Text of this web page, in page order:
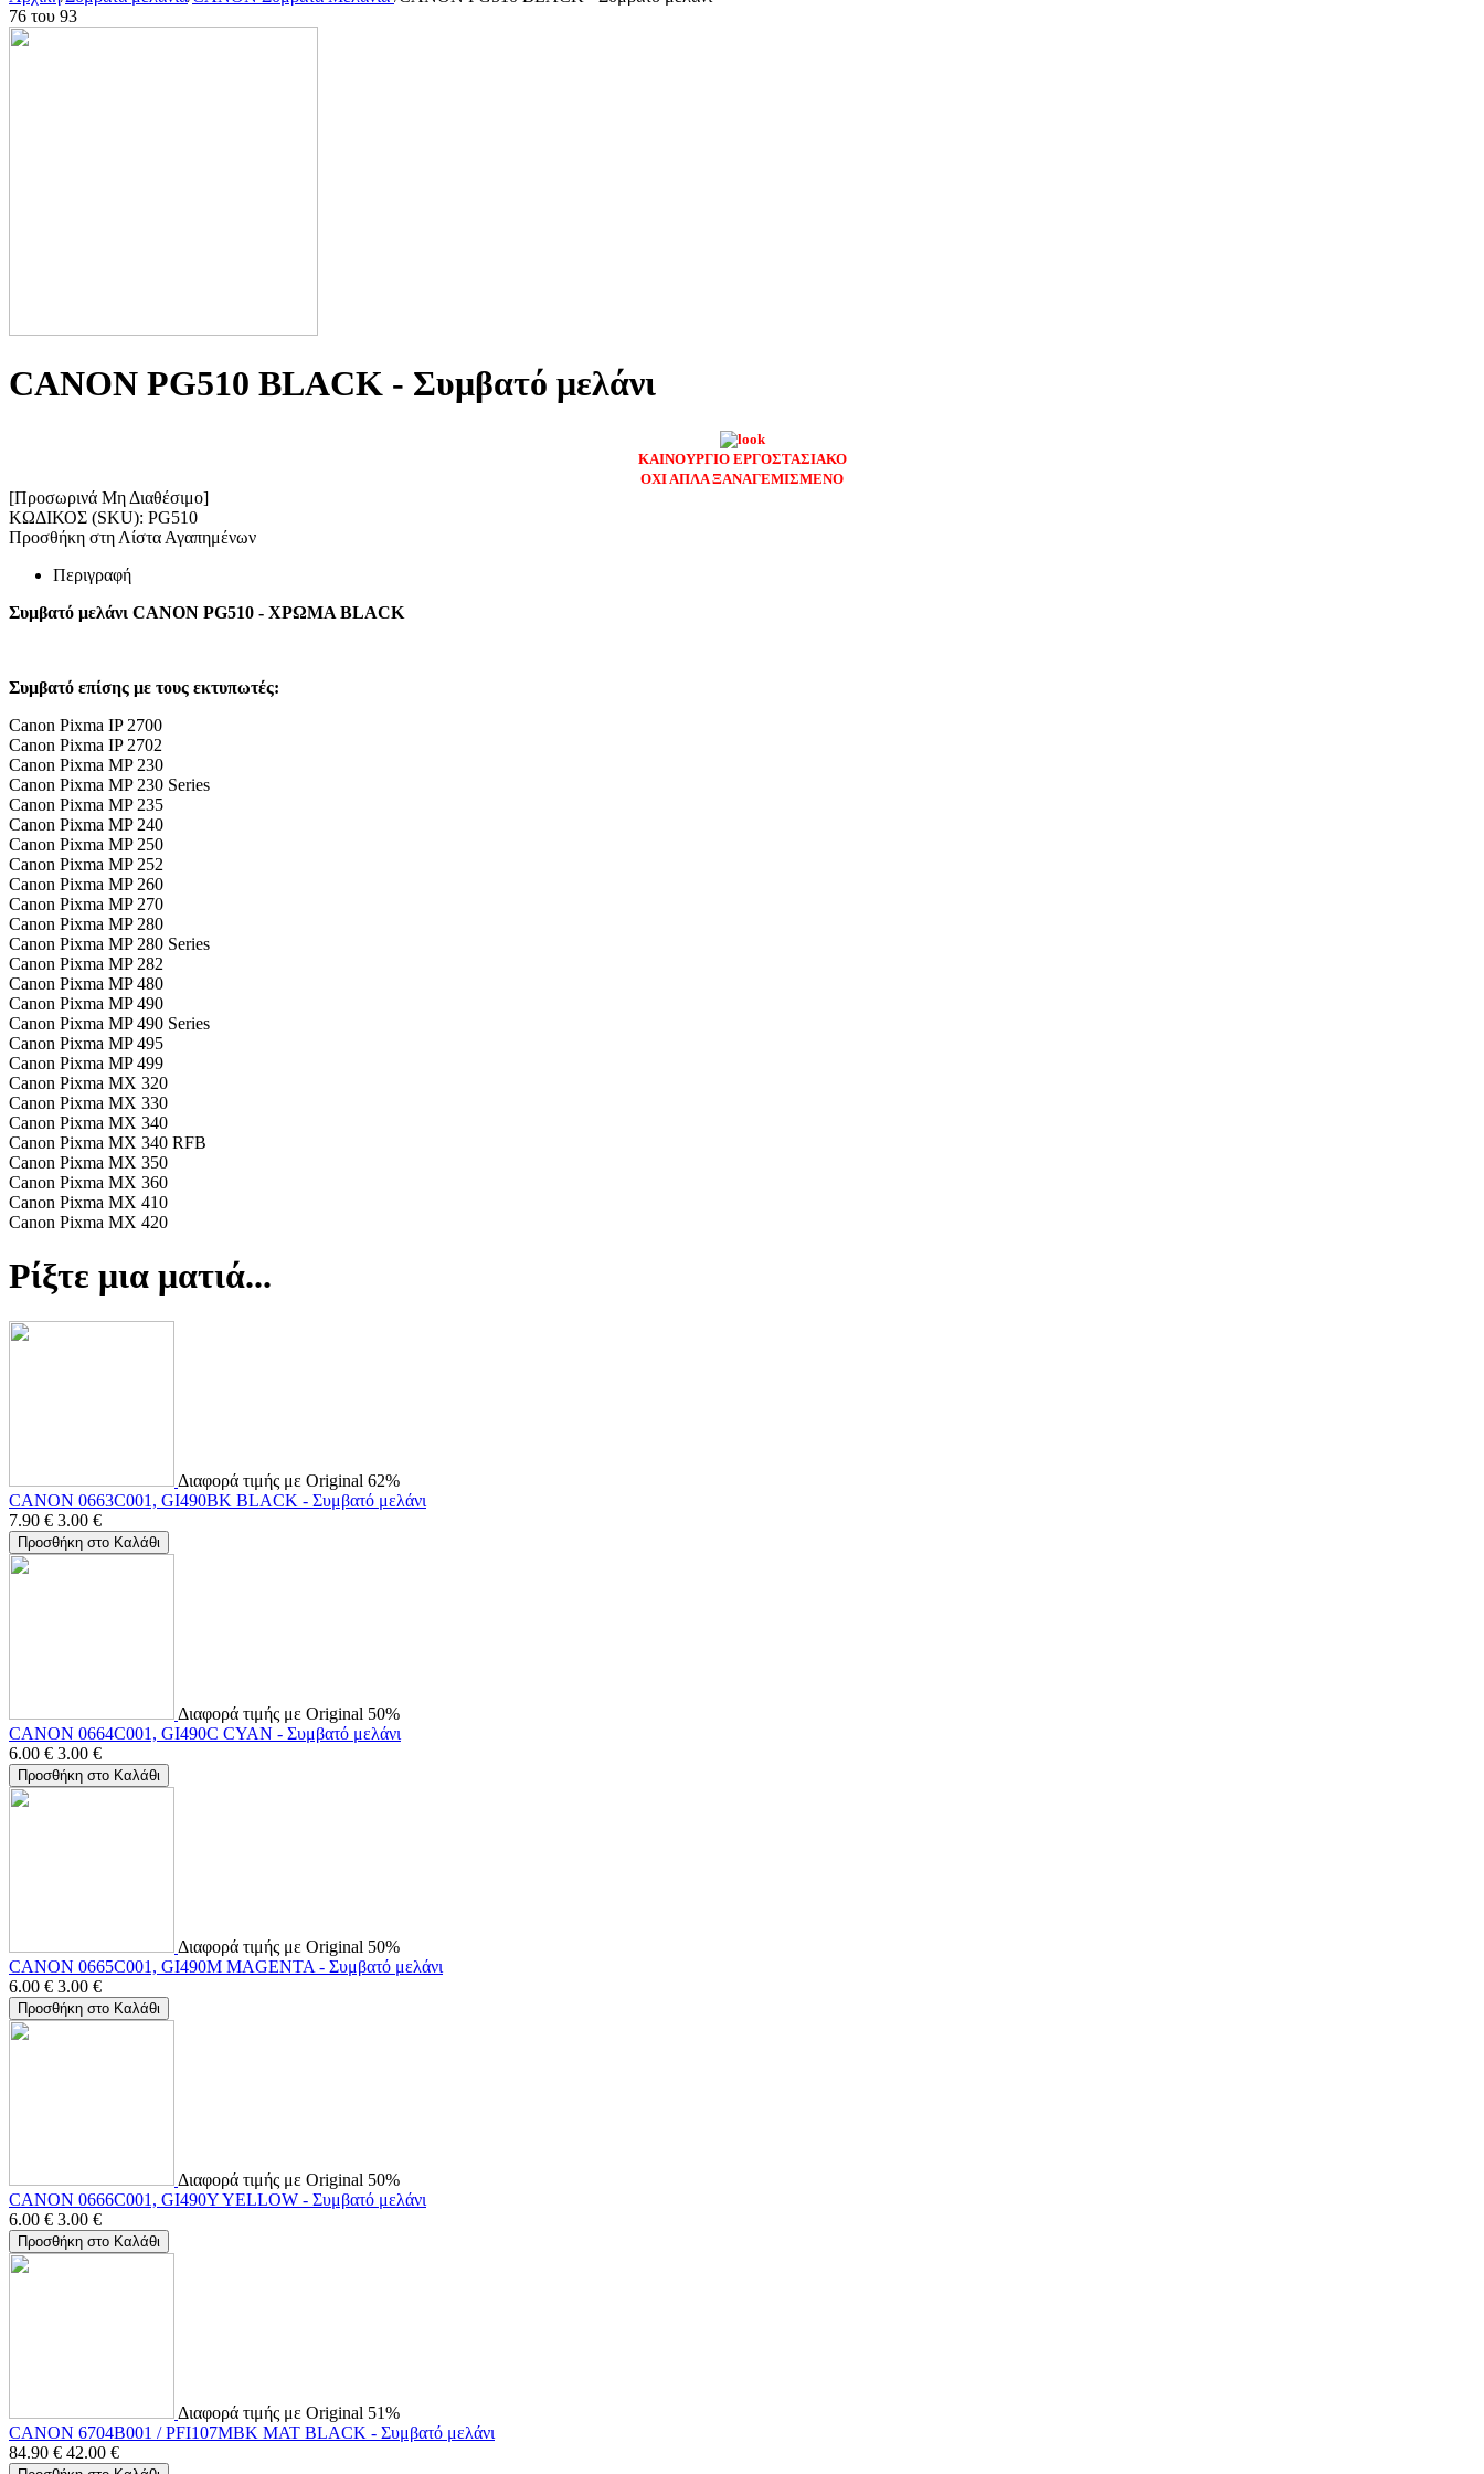
76 του 93
CANON PG510 BLACK - Συμβατό μελάνι
ΚΑΙΝΟΥΡΓΙΟ ΕΡΓΟΣΤΑΣΙΑΚΟ
ΟΧΙ ΑΠΛΑ ΞΑΝΑΓΕΜΙΣΜΕΝΟ
[Προσωρινά Μη Διαθέσιμο]
ΚΩΔΙΚΟΣ (SKU): PG510
Προσθήκη στη Λίστα Αγαπημένων
Περιγραφή
Συμβατό μελάνι CANON PG510 - ΧΡΩΜΑ BLACK
Συμβατό επίσης με τους εκτυπωτές:
Canon Pixma IP 2700
Canon Pixma IP 2702
Canon Pixma MP 230
Canon Pixma MP 230 Series
Canon Pixma MP 235
Canon Pixma MP 240
Canon Pixma MP 250
Canon Pixma MP 252
Canon Pixma MP 260
Canon Pixma MP 270
Canon Pixma MP 280
Canon Pixma MP 280 Series
Canon Pixma MP 282
Canon Pixma MP 480
Canon Pixma MP 490
Canon Pixma MP 490 Series
Canon Pixma MP 495
Canon Pixma MP 499
Canon Pixma MX 320
Canon Pixma MX 330
Canon Pixma MX 340
Canon Pixma MX 340 RFB
Canon Pixma MX 350
Canon Pixma MX 360
Canon Pixma MX 410
Canon Pixma MX 420
Ρίξτε μια ματιά...
Διαφορά τιμής με Original 62%
CANON 0663C001, GI490BK BLACK - Συμβατό μελάνι
7.90 € 3.00 €
Προσθήκη στο Καλάθι
Διαφορά τιμής με Original 50%
CANON 0664C001, GI490C CYAN - Συμβατό μελάνι
6.00 € 3.00 €
Προσθήκη στο Καλάθι
Διαφορά τιμής με Original 50%
CANON 0665C001, GI490M MAGENTA - Συμβατό μελάνι
6.00 € 3.00 €
Προσθήκη στο Καλάθι
Διαφορά τιμής με Original 50%
CANON 0666C001, GI490Y YELLOW - Συμβατό μελάνι
6.00 € 3.00 €
Προσθήκη στο Καλάθι
Διαφορά τιμής με Original 51%
CANON 6704B001 / PFI107MBK MAT BLACK - Συμβατό μελάνι
84.90 € 42.00 €